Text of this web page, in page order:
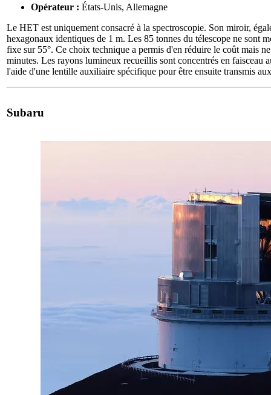
Opérateur : États-Unis, Allemagne
Le HET est uniquement consacré à la spectroscopie. Son miroir,
hexagonaux identiques de 1 m. Les 85 tonnes du télescope ne sont
fixe sur 55°. Ce choix technique a permis d'en réduire le coût mais
minutes. Les rayons lumineux recueillis sont concentrés en faisceau
l'aide d'une lentille auxiliaire spécifique pour être ensuite transmis
Subaru